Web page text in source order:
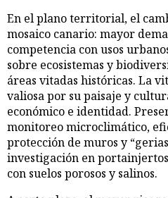
En el plano territorial, el
mosaico canario: mayor
competencia con usos
sobre ecosistemas y
áreas vitadas históricas. La
valiosa por su paisaje y
económico e identidad.
monitoreo microclimático,
protección de muros y
investigación en
con suelos porosos y salinos.